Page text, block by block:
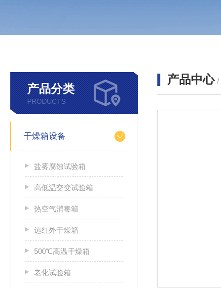
产品分类
PRODUCTS
干燥箱设备
盐雾腐蚀试验箱
高低温交变试验箱
热空气消毒箱
远红外干燥箱
500℃高温干燥箱
老化试验箱
产品中心 /